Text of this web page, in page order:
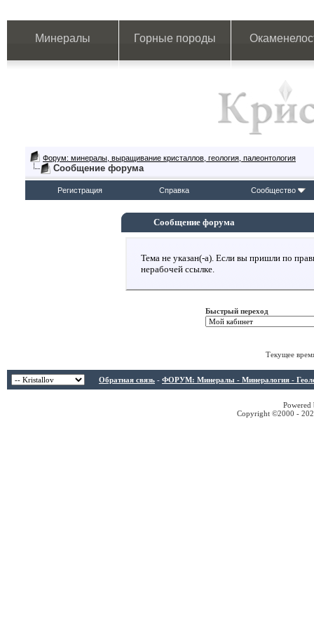
Минералы Горные породы
Форум: минералы, выращивание кристаллов, геология, палеонтология
Сообщение форума
Регистрация Справка Сообщество
Сообщение форума
Тема не указан(-а). Если вы пришли по
нерабочей ссылке.
Быстрый переход
Текущее
Обратная связь - ФОРУМ: Минералы - Минералогия -
Copyright ©2000 -